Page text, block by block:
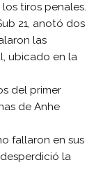
tiros penales.
21, anotó dos
las
ubicado en la
del primer
de Anhe
fallaron en sus
la